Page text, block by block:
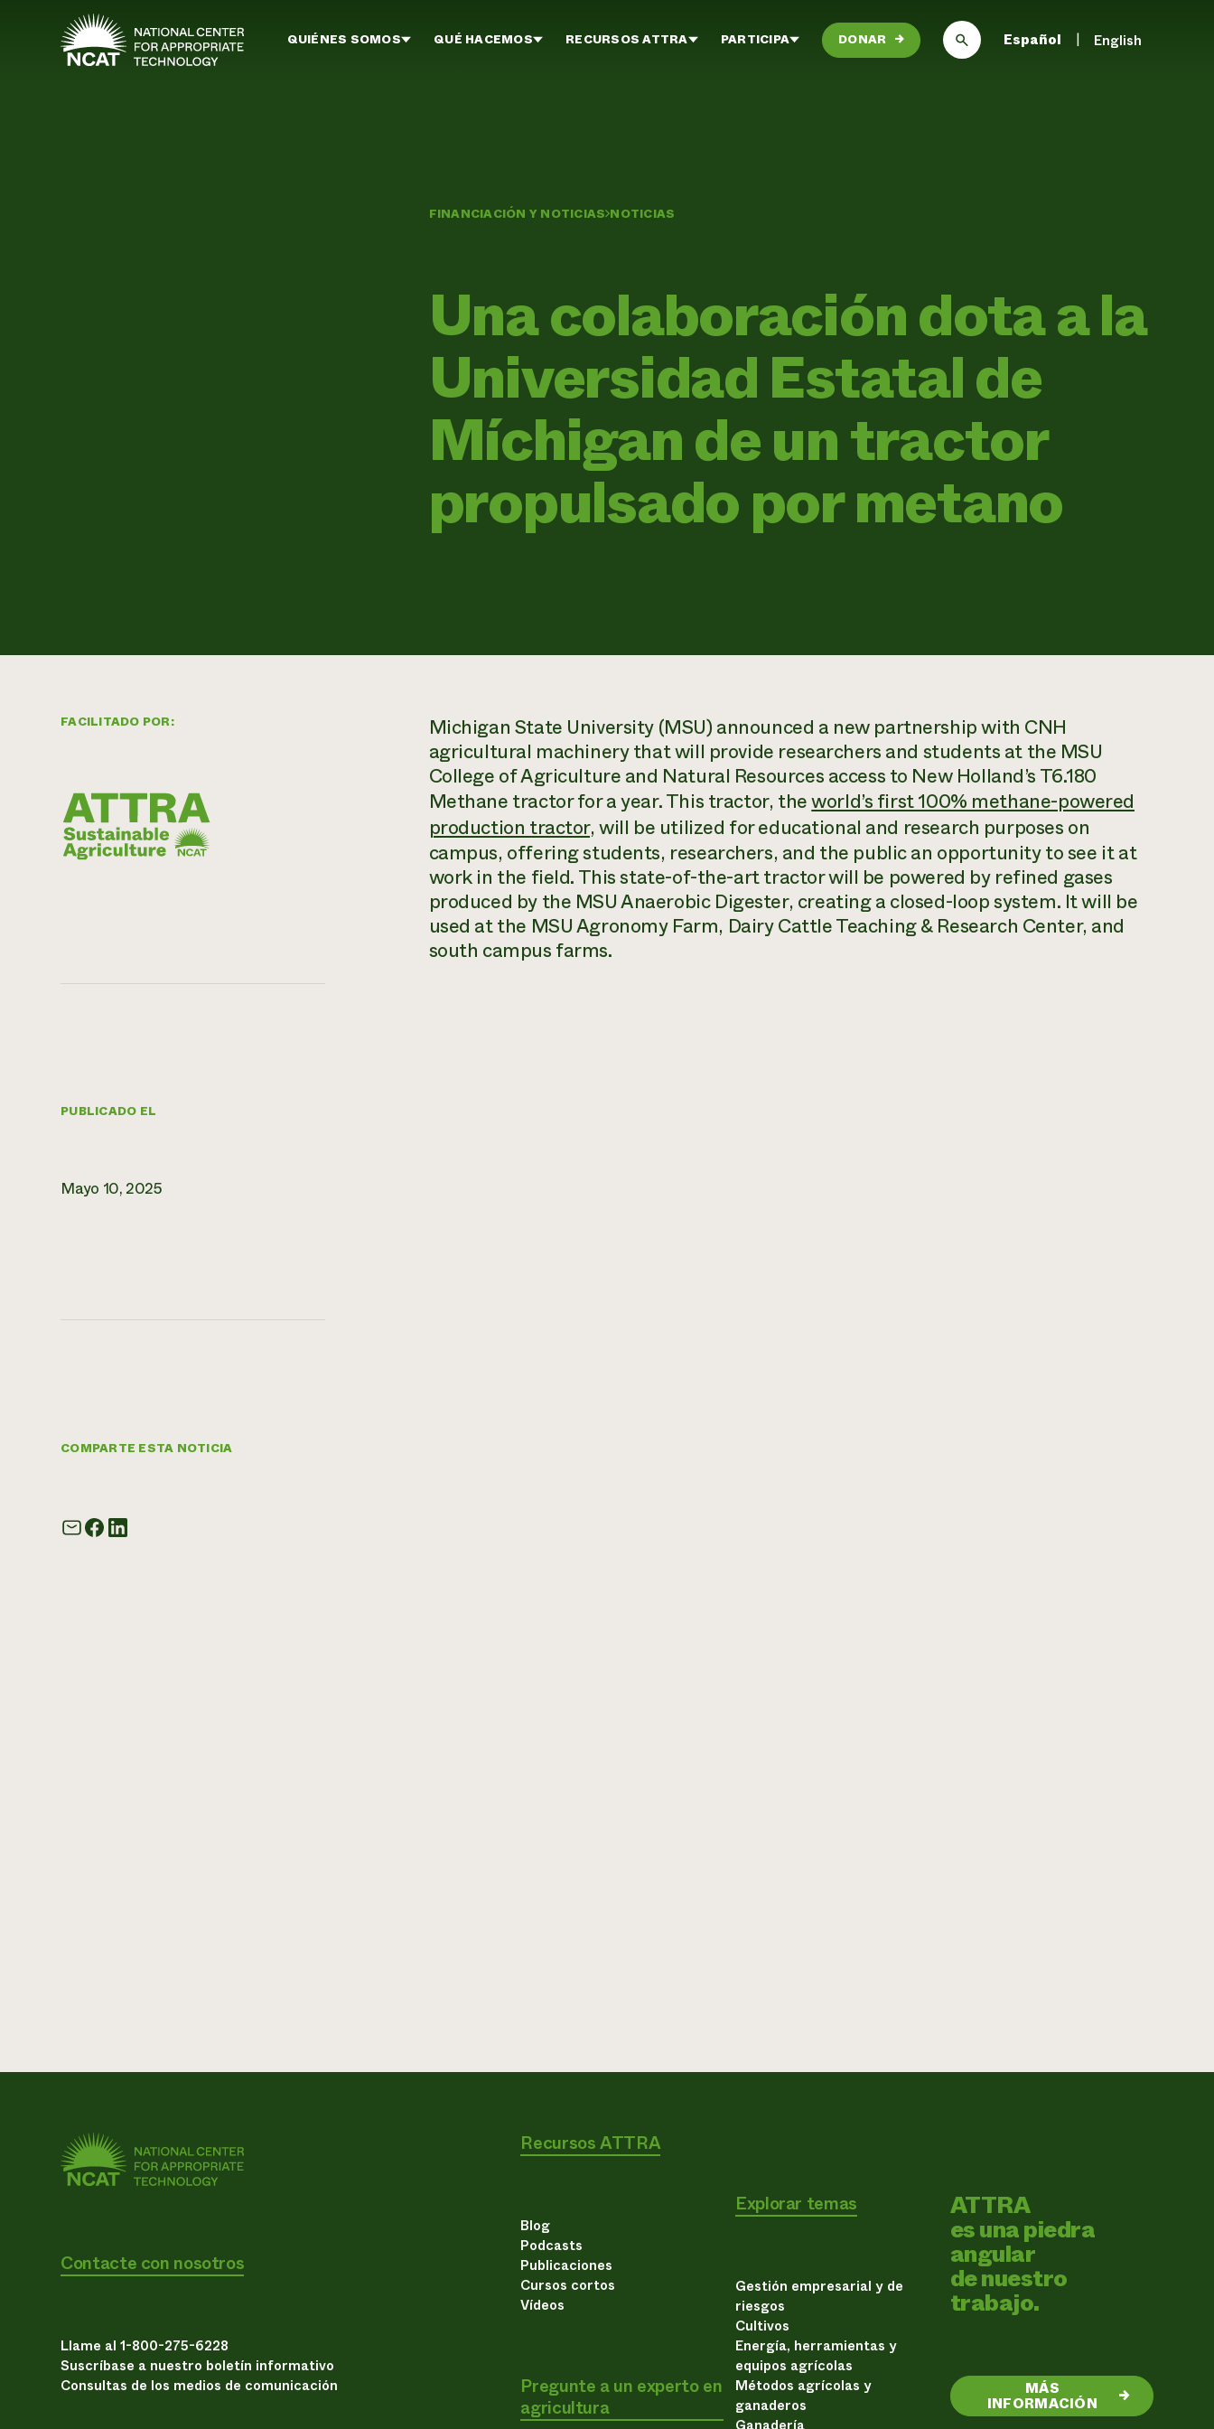
Ir al contenido principal
QUIÉNES SOMOS QUÉ HACEMOS RECURSOS ATTRA PARTICIPA DONAR → Español English
FINANCIACIÓN Y NOTICIAS NOTICIAS
Una colaboración dota a la
Universidad Estatal de
Míchigan de un tractor
propulsado por metano
FACILITADO POR:
PUBLICADO EL
Mayo 10, 2025
COMPARTE ESTA NOTICIA
Michigan State University (MSU) announced a new partnership with CNH
agricultural machinery that will provide researchers and students at the MSU
College of Agriculture and Natural Resources access to New Holland’s T6.180
Methane tractor for a year. This tractor, theworld’s first 100% methane-powered
production tractor, will be utilized for educational and research purposes on
campus, offering students, researchers, and the public an opportunity to see it at
work in the field. This state-of-the-art tractor will be powered by refined gases
produced by the MSU Anaerobic Digester, creating a closed-loop system. It will be
used at the MSU Agronomy Farm, Dairy Cattle Teaching & Research Center, and
south campus farms.
Contacte con nosotros
Llame al 1-800-275-6228
Suscríbase a nuestro boletín informativo
Consultas de los medios de comunicación
Recursos ATTRA
Blog
Podcasts
Publicaciones
Cursos cortos
Vídeos
Pregunte a un experto en
agricultura
Explorar temas
Gestión empresarial y de
riesgos
Cultivos
Energía, herramientas y
equipos agrícolas
Métodos agrícolas y
ganaderos
ATTRA
es una piedra
angular
de nuestro
trabajo.
MÁS
INFORMACIÓN →